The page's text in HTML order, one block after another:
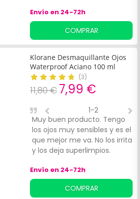
irritación. Cómodo y
calmante.
Envío en 24-72h
COMPRAR
Klorane Desmaquillante Ojos
Waterproof Aciano 100 ml
(3)
11,80 € 7,99 €
Muy buen producto. Tengo
los ojos muy sensibles y es el
que mejor me va. No los irrita
y los deja superlimpios.
1-2
Envío en 24-72h
COMPRAR